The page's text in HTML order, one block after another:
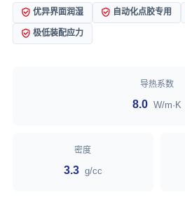
优异界面润湿 自动化点胶专用
极低装配应力
导热系数
8.0 W/m·K
密度
3.3 g/cc